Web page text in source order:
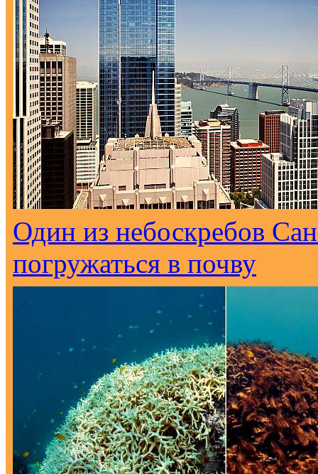
Один из небоскребов
погружаться в почву